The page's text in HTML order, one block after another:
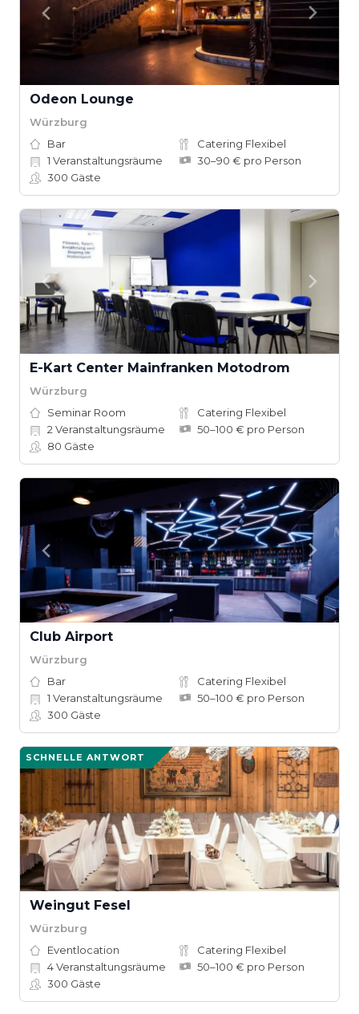
Odeon Lounge
Würzburg
Bar
Catering Flexibel
1 Veranstaltungsräume
30–90 € pro Person
300 Gäste
E-Kart Center Mainfranken Motodrom
Würzburg
Seminar Room
Catering Flexibel
2 Veranstaltungsräume
50–100 € pro Person
80 Gäste
Club Airport
Würzburg
Bar
Catering Flexibel
1 Veranstaltungsräume
50–100 € pro Person
300 Gäste
SCHNELLE ANTWORT
Weingut Fesel
Würzburg
Eventlocation
Catering Flexibel
4Veranstaltungsräume
50–100 € pro Person
300 Gäste